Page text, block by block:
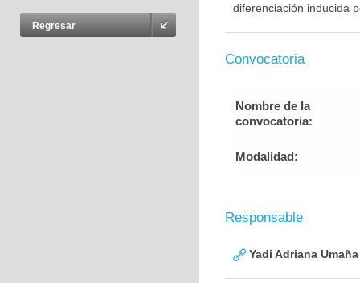
Regresar
diferenciación inducida
Convocatoria
Nombre de la
convocatoria:
Modalidad:
Responsable
Yadi Adriana